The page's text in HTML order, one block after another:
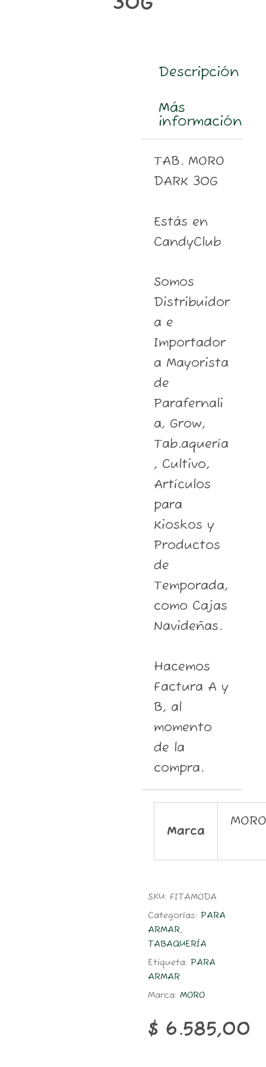
Descripción
Más
información
TAB. MORO
DARK 30G
Estás en
CandyClub
Somos
Distribuidor
a e
Importador
a Mayorista
de
Parafernali
a, Grow,
Tab.aquería
, Cultivo,
Artículos
para
Kioskos y
Productos
de
Temporada,
como Cajas
Navideñas.
Hacemos
Factura A y
B, al
momento
de la
compra.
Marca
SKU: FITAMODA
Categorías:PARA
ARMAR,
TABAQUERÍA
Etiqueta:PARA
ARMAR
Marca:MORO
$ 6.585,00